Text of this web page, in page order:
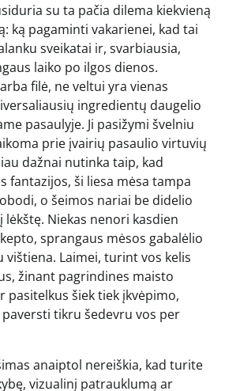
su ta pačia dilema kiekvieną
ką pagaminti vakarienei, kad tai
sveikatai ir, svarbiausia,
laiko po ilgos dienos.
filė, ne veltui yra vienas
ingredientų daugelio
pasaulyje. Ji pasižymi švelniu
prie įvairių pasaulio virtuvių
dažnai nutinka taip, kad
fantazijos, ši liesa mėsa tampa
o šeimos nariai be didelio
lėkštę. Niekas nenori kasdien
sprangaus mėsos gabalėlio
vištiena. Laimei, turint vos kelis
žinant pagrindines maisto
pasitelkus šiek tiek įkvėpimo,
tikru šedevru vos per
anaiptol nereiškia, kad turite
vizualinį patrauklumą ar